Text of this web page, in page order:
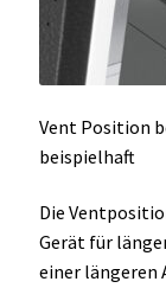
Vent Position
beispielhaft
Die
Gerät für
einer längeren